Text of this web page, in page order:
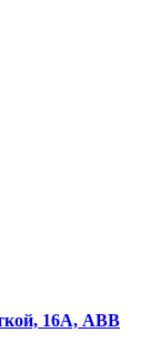
16А, ABB